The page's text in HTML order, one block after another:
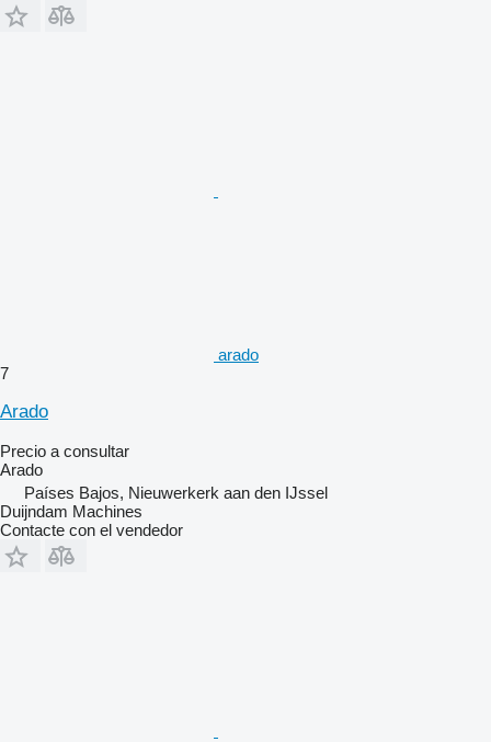
arado
7
Arado
Precio a consultar
Arado
Países Bajos, Nieuwerkerk aan den IJssel
Duijndam Machines
Contacte con el vendedor